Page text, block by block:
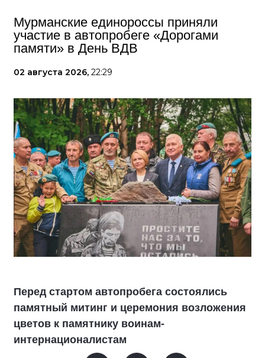
Мурманские единороссы приняли
участие в автопробеге «Дорогами
памяти» в День ВДВ
02 августа 2026, 22:29
Перед стартом автопробега состоялись
памятный митинг и церемония возложения
цветов к памятнику воинам-
интернационалистам